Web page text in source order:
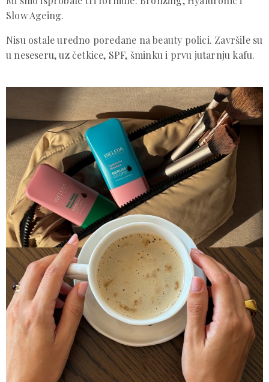
Slow Ageing.
Nisu ostale uredno poredane na beauty polici. Završile su
u neseseru, uz četkice, SPF, šminku i prvu jutarnju kafu.